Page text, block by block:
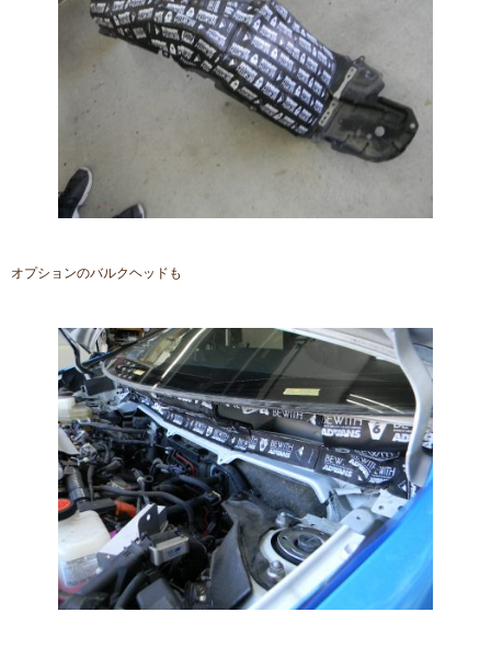
オプションのバルクヘッドも